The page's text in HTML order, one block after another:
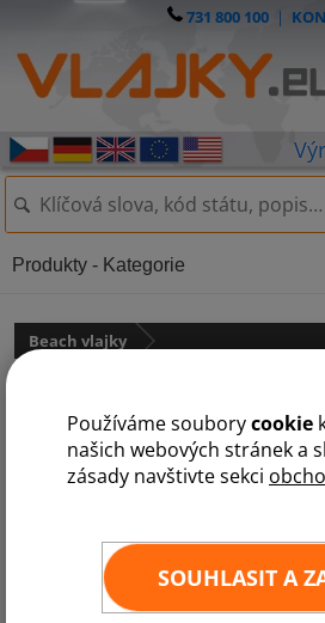
Používáme souborycookie
našich webových stránek a
zásady navštivte sekci
SOUHLASIT A
731 800 100 |
Beach vlajky
oboustranně
Produkty - Kategorie